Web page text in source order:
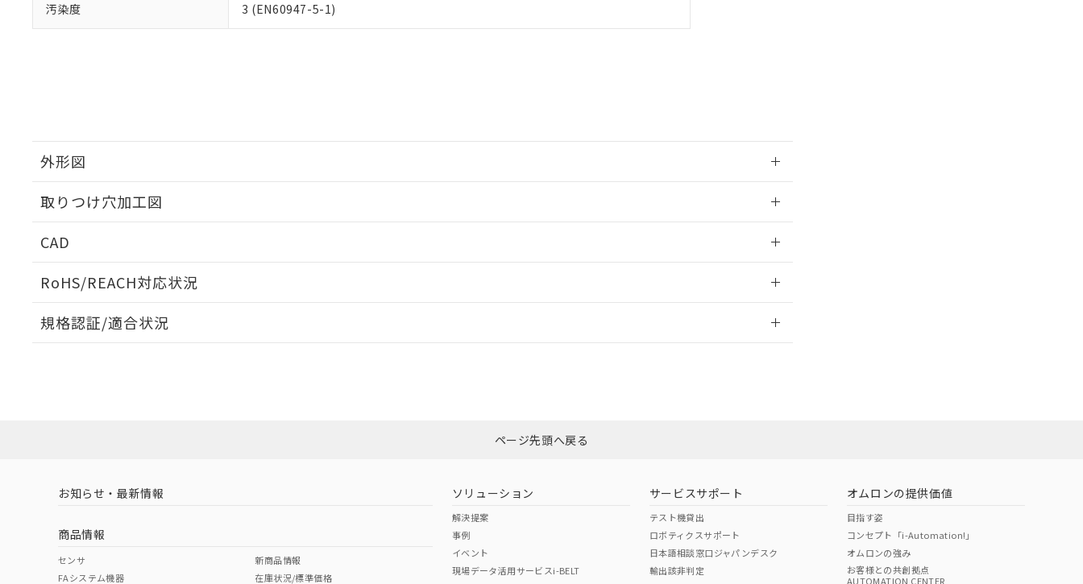
汚染度 3 (EN60947-5-1)
外形図
取りつけ穴加工図
CAD
RoHS/REACH対応状況
EU RoHS 注意事項・凡例
ダウンロードはこちら
中国 RoHS 注意事項・凡例
中国 RoHS表
規格認証/適合状況
（イギリス
（ノルウェー
（日本
（アメリカ
ページ先頭へ戻る
お知らせ・最新情報
商品情報
センサ
FAシステム機器
新商品情報
在庫状況/標準価格
ソリューション
解決提案
事例
イベント
現場データ活用サービスi-BELT
サービスサポート
テスト機貸出
ロボティクスサポート
日本語相談窓口ジャパンデスク
輸出該非判定
オムロンの提供価値
目指す姿
コンセプト「i-Automation!」
オムロンの強み
お客様との共創拠点
AUTOMATION CENTER